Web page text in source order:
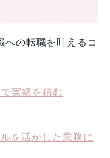
への転職を叶えるコ
実績を積む
を活かした業務に